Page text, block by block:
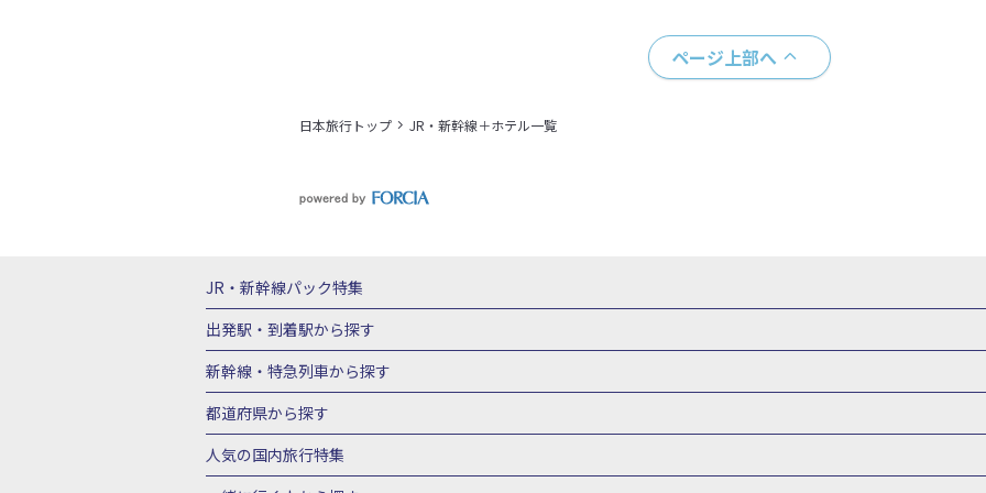
ページ上部へ
日本旅行トップ JR・新幹線＋ホテル一覧
JR・新幹線パック特集
JR・新幹線＋ホテルパック
出発駅・到着駅から探す
秋田⇔東京 新幹線パック
富山⇔東京 新幹線パック
東京→青森 新幹線パック 東京→仙台 新幹線パック 東京 新幹線パック
東京→
東京→新潟 新幹線パック
東京⇔軽井沢 新幹線パック 東京→長野 新幹線パック
東京→名古屋 新幹線パッ
東京→京都 新幹線パック
新幹線・特急列車から探す
北海道新幹線 旅行
上越新幹線 旅行
山陽新幹線 旅行 九州新幹線 旅行 西九州新幹線 旅行 特急サンダーバード 旅行
都道府県から探す
北海道旅行・ツアー
山形旅行・ツアー
福島旅行・ツアー 関東 東京旅行・ツアー 神奈川旅行・ツアー 埼玉旅行・ツアー
人気の国内旅行特集